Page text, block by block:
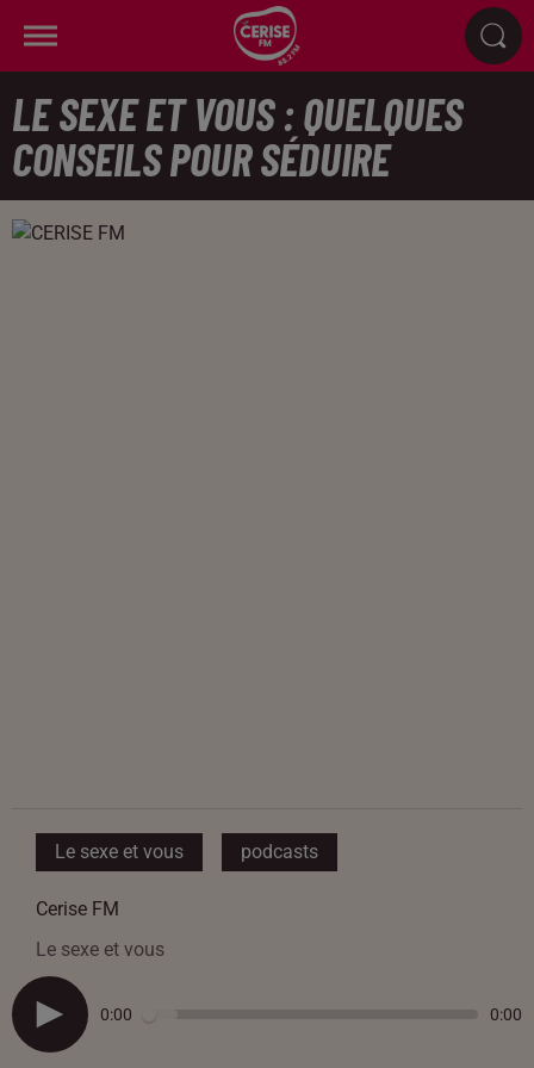
LE SEXE ET VOUS : QUELQUES
CONSEILS POUR SÉDUIRE
Le sexe et vous podcasts
Cerise FM
Le sexe et vous
0:00 0:00